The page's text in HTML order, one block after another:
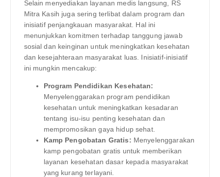
Selain menyediakan layanan medis langsung, RS
Mitra Kasih juga sering terlibat dalam program dan
inisiatif penjangkauan masyarakat. Hal ini
menunjukkan komitmen terhadap tanggung jawab
sosial dan keinginan untuk meningkatkan kesehatan
dan kesejahteraan masyarakat luas. Inisiatif-inisiatif
ini mungkin mencakup:
Program Pendidikan Kesehatan:
Menyelenggarakan program pendidikan
kesehatan untuk meningkatkan kesadaran
tentang isu-isu penting kesehatan dan
mempromosikan gaya hidup sehat.
Kamp Pengobatan Gratis: Menyelenggarakan
kamp pengobatan gratis untuk memberikan
layanan kesehatan dasar kepada masyarakat
yang kurang terlayani.